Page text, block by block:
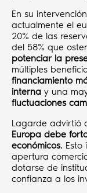
En su
actualmente el
20% de las
del 58% que
potenciar la
múltiples
financiamiento
interna y una
fluctuaciones
Lagarde advirtió
Europa debe
económicos. Esto
apertura
dotarse de
confianza a los